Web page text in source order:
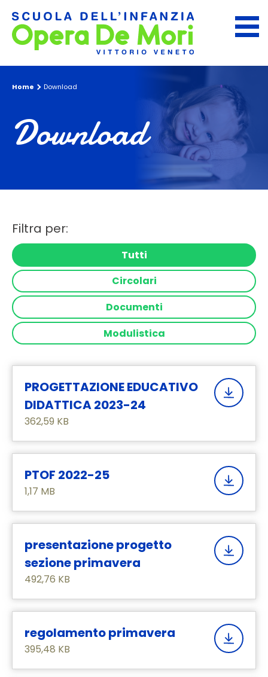
Home Download
Download
Filtra per:
Tutti
Circolari
Documenti
Modulistica
PROGETTAZIONE EDUCATIVO
DIDATTICA 2023-24
362,59 KB
PTOF 2022-25
1,17 MB
presentazione progetto
sezione primavera
492,76 KB
regolamento primavera
395,48 KB